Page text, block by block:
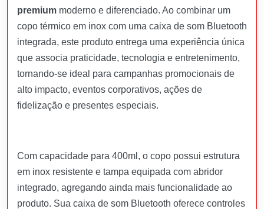
premium moderno e diferenciado. Ao combinar um
copo térmico em inox com uma caixa de som Bluetooth
integrada, este produto entrega uma experiência única
que associa praticidade, tecnologia e entretenimento,
tornando-se ideal para campanhas promocionais de
alto impacto, eventos corporativos, ações de
fidelização e presentes especiais.
Com capacidade para 400ml, o copo possui estrutura
em inox resistente e tampa equipada com abridor
integrado, agregando ainda mais funcionalidade ao
produto. Sua caixa de som Bluetooth oferece controles